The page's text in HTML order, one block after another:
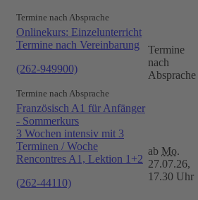
Termine nach Absprache
Onlinekurs: Einzelunterricht
Termine nach Vereinbarung
(262-949900)
Termine nach Absprache
Termine
nach
Absprache
Französisch A1 für Anfänger
- Sommerkurs
3 Wochen intensiv mit 3
Terminen / Woche
Rencontres A1, Lektion 1+2
(262-44110)
ab Mo.
27.07.26,
17.30 Uhr